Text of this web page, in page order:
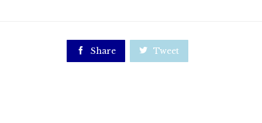
 Share  Tweet